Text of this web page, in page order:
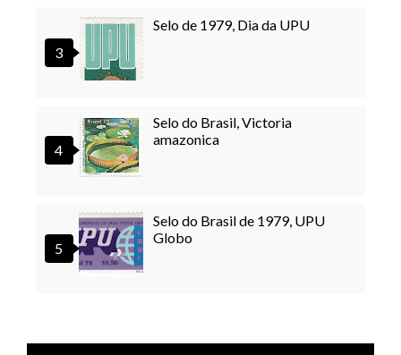
Selo de 1979, Dia da UPU
Selo do Brasil, Victoria
amazonica
Selo do Brasil de 1979, UPU
Globo